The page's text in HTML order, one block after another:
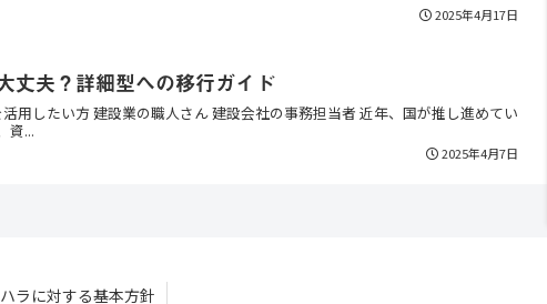
2025年4月17日
丈夫？詳細型への移行ガイド
用したい方 建設業の職人さん 建設会社の事務担当者 近年、国が推し進めてい
資...
2025年4月7日
ラに対する基本方針